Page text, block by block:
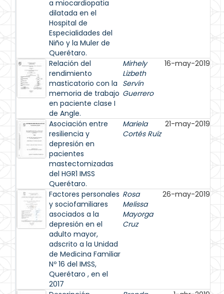
a miocardiopatia
dilatada en el
Hospital de
Especialidades del
Niño y la Muler de
Querétaro.
Relación del
rendimiento
masticatorio con la
memoria de trabajo
en paciente clase I
de Angle.
Mirhely
Lizbeth
Servín
Guerrero
16-may-2019
Asociación entre
resiliencia y
depresión en
pacientes
mastectomizadas
del HGR1 IMSS
Querétaro.
Mariela
Cortés Ruíz
21-may-2019
Factores personales
y sociofamiliares
asociados a la
depresión en el
adulto mayor,
adscrito a la Unidad
de Medicina Familiar
Nº 16 del IMSS,
Querétaro , en el
2017
Rosa
Melissa
Mayorga
Cruz
26-may-2019